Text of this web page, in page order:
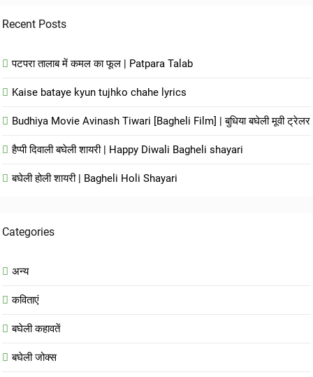
Recent Posts
पटपरा तालाब में कमल का फूल | Patpara Talab
Kaise bataye kyun tujhko chahe lyrics
Budhiya Movie Avinash Tiwari [Bagheli Film] | बुधिया बघेली मूवी ट्रेलर
हैप्पी दिवाली बघेली शायरी | Happy Diwali Bagheli shayari
बघेली होली शायरी | Bagheli Holi Shayari
Categories
अन्य
कविताएं
बघेली कहावतें
बघेली जोक्स